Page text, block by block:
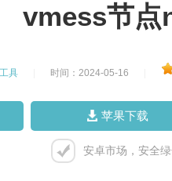
vmess节点
工具 时间：2024-05-16
苹果下载
安卓市场，安全绿